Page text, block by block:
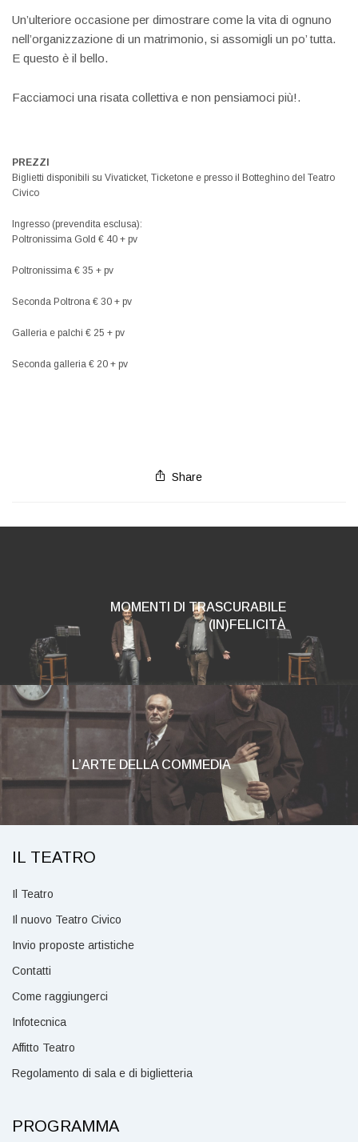
Un’ulteriore occasione per dimostrare come la vita di ognuno
nell’organizzazione di un matrimonio, si assomigli un po’ tutta.
E questo è il bello.
Facciamoci una risata collettiva e non pensiamoci più!.
PREZZI
Biglietti disponibili su Vivaticket, Ticketone e presso il Botteghino del Teatro
Civico
Ingresso (prevendita esclusa):
Poltronissima Gold € 40 + pv
Poltronissima € 35 + pv
Seconda Poltrona € 30 + pv
Galleria e palchi € 25 + pv
Seconda galleria € 20 + pv
Share
MOMENTI DI TRASCURABILE
(IN)FELICITÀ
L’ARTE DELLA COMMEDIA
IL TEATRO
Il Teatro
Il nuovo Teatro Civico
Invio proposte artistiche
Contatti
Come raggiungerci
Infotecnica
Affitto Teatro
Regolamento di sala e di biglietteria
PROGRAMMA